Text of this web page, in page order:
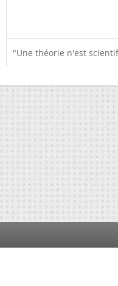
"Une théorie n'est